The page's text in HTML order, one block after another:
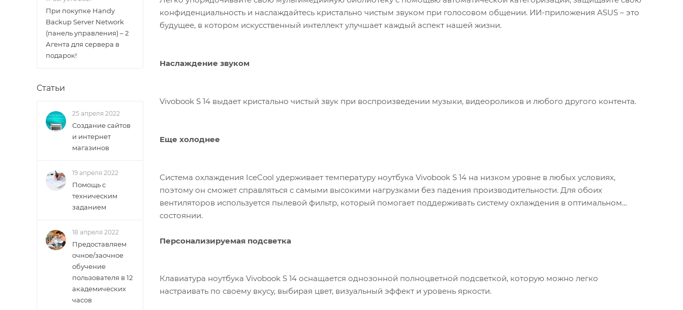
конфиденциальность и наслаждайтесь кристально чистым звуком при голосовом общении. ИИ-приложения ASUS – это
будущее, в котором искусственный интеллект улучшает каждый аспект нашей жизни.
Наслаждение звуком
Vivobook S 14 выдает кристально чистый звук при воспроизведении музыки, видеороликов и любого другого контента.
Еще холоднее
Система охлаждения IceCool удерживает температуру ноутбука Vivobook S 14 на низком уровне в любых условиях,
поэтому он сможет справляться с самыми высокими нагрузками без падения производительности. Для обоих
вентиляторов используется пылевой фильтр, который помогает поддерживать систему охлаждения в оптимальном
состоянии.
Персонализи­руе­мая подсветка
Клавиатура ноутбука Vivobook S 14 оснащается однозонной полноцветной подсветкой, которую можно легко
настраивать по своему вкусу, выбирая цвет, визуальный эффект и уровень яркости.
При покупке Handy
Backup Server Network
(панель управления) – 2
Агента для сервера в
подарок!
Статьи
25 апреля 2022
Создание сайтов
и интернет
магазинов
19 апреля 2022
Помощь с
техническим
заданием
18 апреля 2022
Предоставляем
очное/заочное
обучение
пользователя в 12
академических
часов